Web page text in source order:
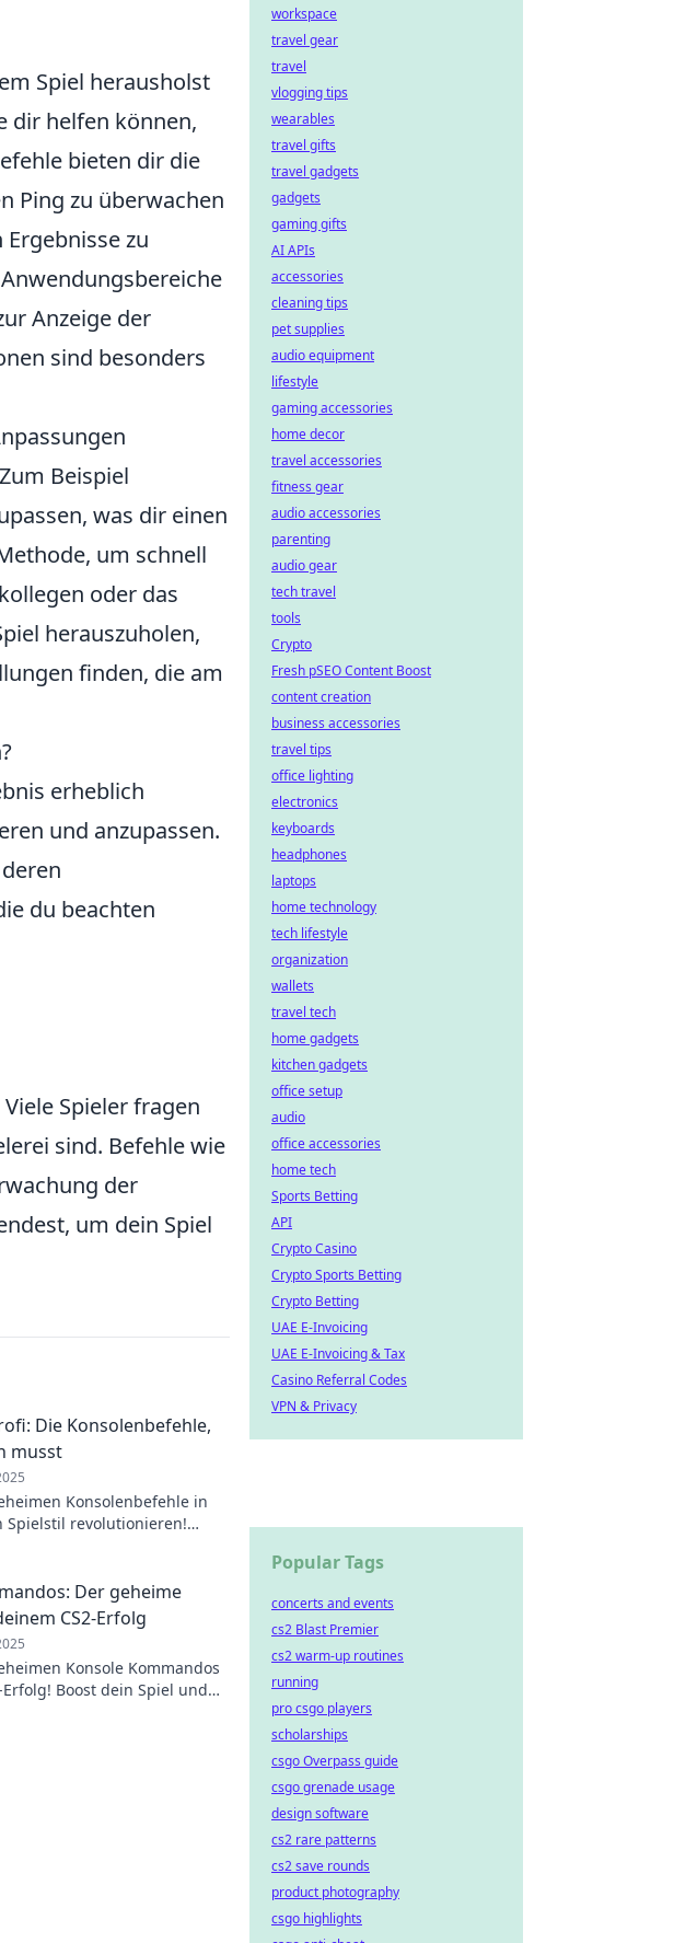
Spiel herausholst
dir helfen können,
bieten dir die
Ping zu überwachen
zu
Anzeige der
sind besonders
Beispiel
was dir einen
um schnell
oder das
herauszuholen,
finden, die am
erheblich
und anzupassen.
du beachten
Spieler fragen
sind. Befehle wie
der
um dein Spiel
Die Konsolenbefehle,
musst
Konsolenbefehle in
Spielstil revolutionieren!
Der geheime
CS2-Erfolg
Konsole Kommandos
Boost dein Spiel und
workspace
travel gear
travel
vlogging tips
wearables
travel gifts
travel gadgets
gadgets
gaming gifts
AI APIs
accessories
cleaning tips
pet supplies
audio equipment
lifestyle
gaming accessories
home decor
travel accessories
fitness gear
audio accessories
parenting
audio gear
tech travel
tools
Crypto
Fresh pSEO Content Boost
content creation
business accessories
travel tips
office lighting
electronics
keyboards
headphones
laptops
home technology
tech lifestyle
organization
wallets
travel tech
home gadgets
kitchen gadgets
office setup
audio
office accessories
home tech
Sports Betting
API
Crypto Casino
Crypto Sports Betting
Crypto Betting
UAE E-Invoicing
UAE E-Invoicing & Tax
Casino Referral Codes
VPN & Privacy
Popular Tags
concerts and events
cs2 Blast Premier
cs2 warm-up routines
running
pro csgo players
scholarships
csgo Overpass guide
csgo grenade usage
design software
cs2 rare patterns
cs2 save rounds
product photography
csgo highlights